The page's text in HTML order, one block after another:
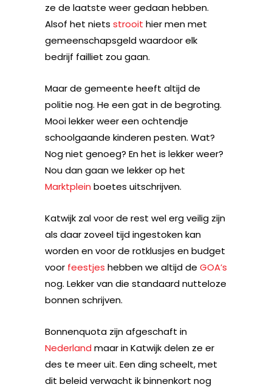
ze de laatste weer gedaan hebben.
Alsof het niets strooit hier men met
gemeenschapsgeld waardoor elk
bedrijf failliet zou gaan.
Maar de gemeente heeft altijd de
politie nog. He een gat in de begroting.
Mooi lekker weer een ochtendje
schoolgaande kinderen pesten. Wat?
Nog niet genoeg? En het is lekker weer?
Nou dan gaan we lekker op het
Marktplein boetes uitschrijven.
Katwijk zal voor de rest wel erg veilig zijn
als daar zoveel tijd ingestoken kan
worden en voor de rotklusjes en budget
voor feestjes hebben we altijd de GOA’s
nog. Lekker van die standaard nutteloze
bonnen schrijven.
Bonnenquota zijn afgeschaft in
Nederland maar in Katwijk delen ze er
des te meer uit. Een ding scheelt, met
dit beleid verwacht ik binnenkort nog